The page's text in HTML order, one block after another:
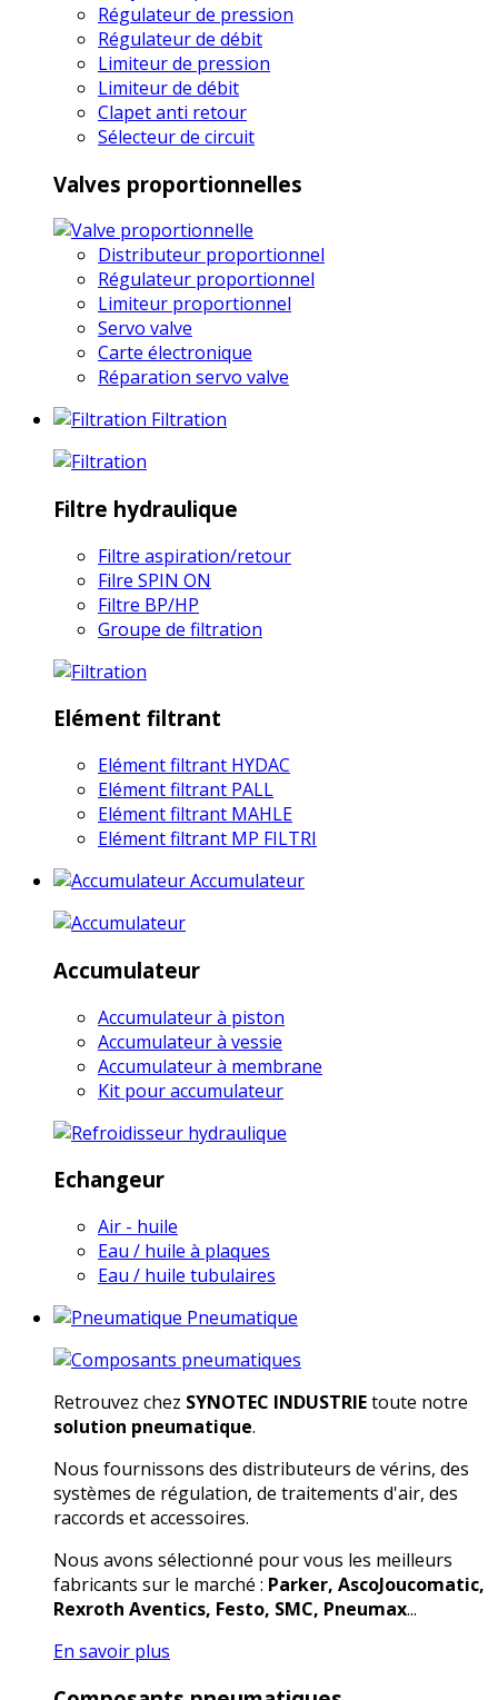
Régulateur de pression
Régulateur de débit
Limiteur de pression
Limiteur de débit
Clapet anti retour
Sélecteur de circuit
Valves proportionnelles
Distributeur proportionnel
Régulateur proportionnel
Limiteur proportionnel
Servo valve
Carte électronique
Réparation servo valve
Filtration
Filtre hydraulique
Filtre aspiration/retour
Filre SPIN ON
Filtre BP/HP
Groupe de filtration
Elément filtrant
Elément filtrant HYDAC
Elément filtrant PALL
Elément filtrant MAHLE
Elément filtrant MP FILTRI
Accumulateur
Accumulateur
Accumulateur à piston
Accumulateur à vessie
Accumulateur à membrane
Kit pour accumulateur
Echangeur
Air - huile
Eau / huile à plaques
Eau / huile tubulaires
Pneumatique
Retrouvez chez SYNOTEC INDUSTRIEtoute notre
solution pneumatique.
Nous fournissons des distributeurs de vérins, des
systèmes de régulation, de traitements d'air, des
raccords et accessoires.
Nous avons sélectionné pour vous les meilleurs
fabricants sur le marché : Parker, AscoJoucomatic,
Rexroth Aventics, Festo, SMC, Pneumax...
En savoir plus